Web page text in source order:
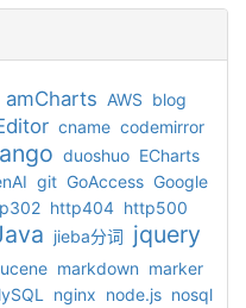
amCharts AWS blog
cname codemirror
duoshuo ECharts
git GoAccess Google
http404 http500
jieba分词 jquery
markdown marker
nginx node.js nosql